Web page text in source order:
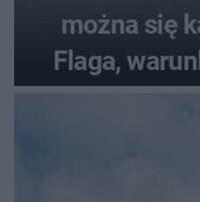
można się
Flaga,